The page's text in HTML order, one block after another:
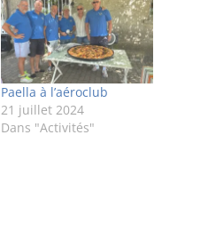
Paella à l’aéroclub
21 juillet 2024
Dans "Activités"